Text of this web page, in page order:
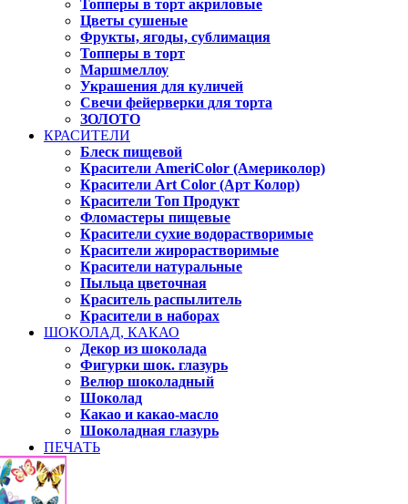
Топперы в торт акриловые
Цветы сушеные
Фрукты, ягоды, сублимация
Топперы в торт
Маршмеллоу
Украшения для куличей
Свечи фейерверки для торта
ЗОЛОТО
КРАСИТЕЛИ
Блеск пищевой
Красители AmeriColor (Америколор)
Красители Art Color (Арт Колор)
Красители Топ Продукт
Фломастеры пищевые
Красители сухие водорастворимые
Красители жирорастворимые
Красители натуральные
Пыльца цветочная
Краситель распылитель
Красители в наборах
ШОКОЛАД, КАКАО
Декор из шоколада
Фигурки шок. глазурь
Велюр шоколадный
Шоколад
Какао и какао-масло
Шоколадная глазурь
ПЕЧАТЬ